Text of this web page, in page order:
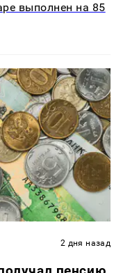
выполнен на 85
2 дня назад